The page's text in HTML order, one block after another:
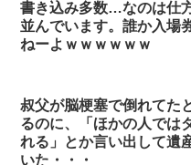
書き込み多数…なのは仕
並んでいます。誰か入場
ねーよｗｗｗｗｗｗ
叔父が脳梗塞で倒れてた
るのに、「ほかの人では
れる」とか言い出して遺
いた・・・